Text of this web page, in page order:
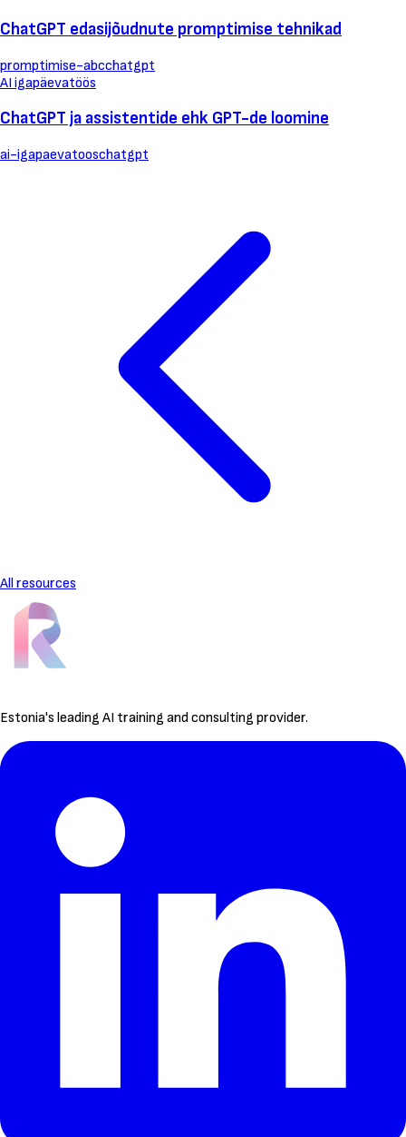
ChatGPT edasijõudnute promptimise tehnikad
promptimise-abcchatgpt
AI igapäevatöös
ChatGPT ja assistentide ehk GPT-de loomine
ai-igapaevatooschatgpt
All resources
Estonia's leading AI training and consulting provider.